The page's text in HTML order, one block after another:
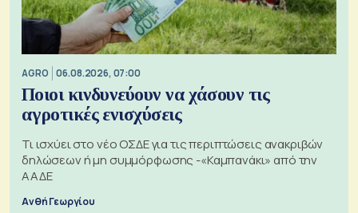
AGRO 06.08.2026, 07:00
Ποιοι κινδυνεύουν να χάσουν τις
αγροτικές ενισχύσεις
Τι ισχύει στο νέο ΟΣΔΕ για τις περιπτώσεις ανακριβών
δηλώσεων ή μη συμμόρφωσης -«Καμπανάκι» από την
ΑΑΔΕ
Ανθή Γεωργίου